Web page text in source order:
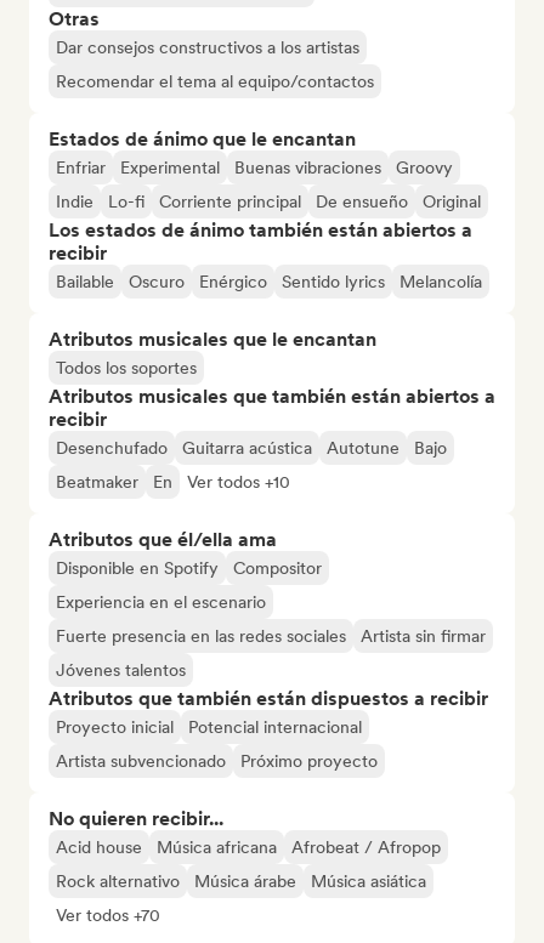
Otras
Dar consejos constructivos a los artistas
Recomendar el tema al equipo/contactos
Estados de ánimo que le encantan
Enfriar Experimental Buenas vibraciones
Groovy
Indie
Lo-fi Corriente principal De ensueño Original
Los estados de ánimo también están abiertos a
recibir
Bailable Oscuro Enérgico Sentido lyrics Melancolía
Atributos musicales que le encantan
Todos los soportes
Atributos musicales que también están abiertos a
recibir
Desenchufado Guitarra acústica Autotune
Bajo
Beatmaker
En Ver todos +10
Atributos que él/ella ama
Disponible en Spotify
Compositor
Experiencia en el escenario
Fuerte presencia en las redes sociales
Artista sin firmar
Jóvenes talentos
Atributos que también están dispuestos a recibir
Proyecto inicial
Potencial internacional
Artista subvencionado
Próximo proyecto
No quieren recibir...
Acid house Música africana
Afrobeat / Afropop
Rock alternativo
Música árabe
Música asiática
Ver todos +70